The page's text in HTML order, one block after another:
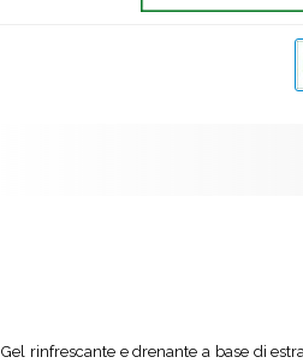
Gel rinfrescante e drenante a base di